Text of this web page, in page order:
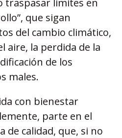
traspasar limites en
que sigan
del cambio climático,
aire, la perdida de la
de los
males.
con bienestar
parte en el
de calidad, que, si no